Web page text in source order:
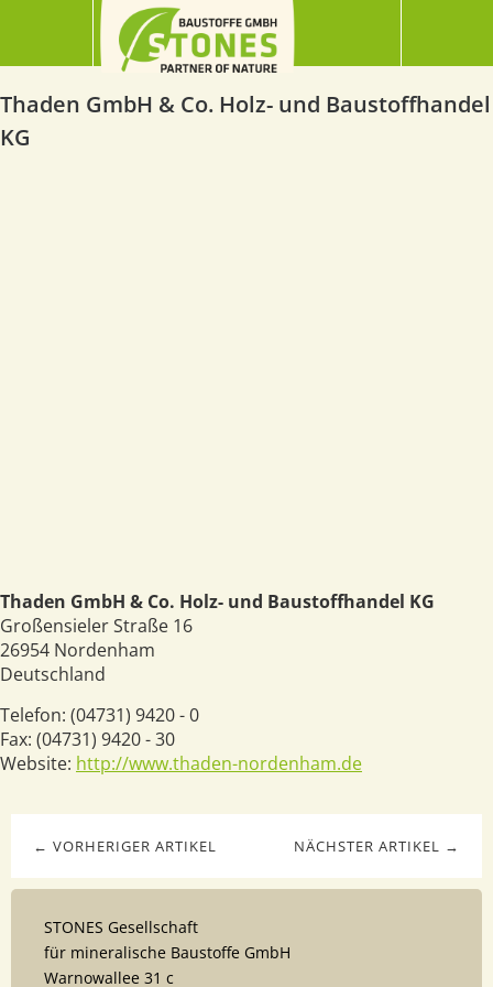
Thaden GmbH & Co. Holz- und Baustoffhandel
KG
Thaden GmbH & Co. Holz- und Baustoffhandel KG
Großensieler Straße 16
26954 Nordenham
Deutschland
Telefon: (04731) 9420 - 0
Fax: (04731) 9420 - 30
Website: http://www.thaden-nordenham.de
NÄCHSTER ARTIKEL →
← VORHERIGER ARTIKEL
STONES Gesellschaft
für mineralische Baustoffe GmbH
Warnowallee 31 c